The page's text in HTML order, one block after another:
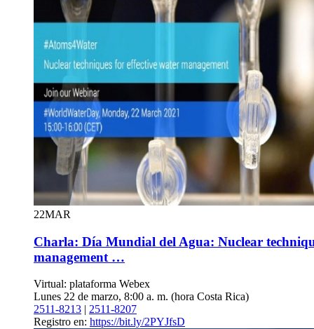
22MAR
Charla: Día Mundial del Agua: Nuclear
management …
Virtual: plataforma Webex
Lunes 22 de marzo, 8:00 a. m. (hora Costa Rica)
2511-8213 | 2511-8207
Registro en: https://bit.ly/2PYJfsD